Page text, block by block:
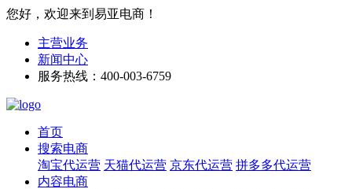
您好，欢迎来到易亚电商！
主营业务
新闻中心
服务热线：400-003-6759
首页
搜索电商
淘宝代运营 天猫代运营 京东代运营 拼多多代运营
内容电商